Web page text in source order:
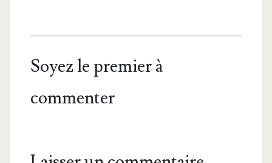
Soyez le premier à
commenter